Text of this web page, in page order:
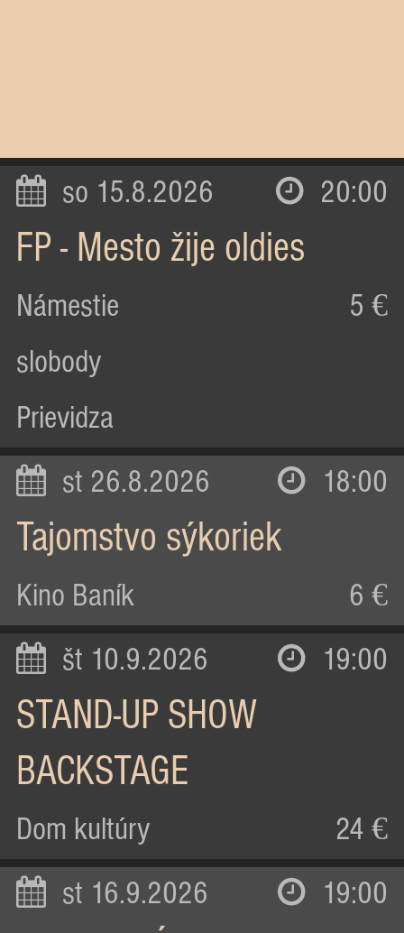
so 15.8.2026 20:00
FP - Mesto žije oldies
Námestie
slobody
Prievidza
5 €
st 26.8.2026 18:00
Tajomstvo sýkoriek
Kino Baník 6 €
št 10.9.2026 19:00
STAND-UP SHOW
BACKSTAGE
Dom kultúry 24 €
st 16.9.2026 19:00